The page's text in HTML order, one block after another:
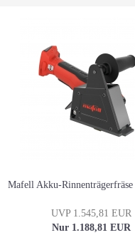
Mafell Akku-
UVP 1.545,81 EUR
Nur 1.188,81 EUR